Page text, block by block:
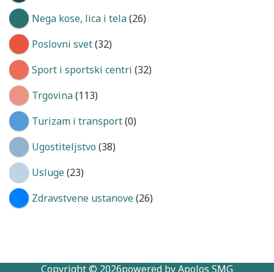
Nega kose, lica i tela(26)
Poslovni svet(32)
Sport i sportski centri (32)
Trgovina(113)
Turizam i transport(0)
Ugostiteljstvo (38)
Usluge(23)
Zdravstvene ustanove(26)
Copyright © 2026powered by Apolos SMG